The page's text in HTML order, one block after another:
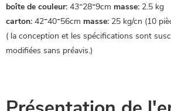
boîte de couleur: 43*28*9cm masse: 2.5 kg
carton: 42*40*56cm masse: 25 kg/cn (10
( la conception et les spécifications sont
modifiées sans préavis.)